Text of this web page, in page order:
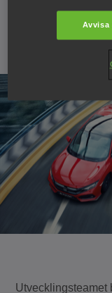
Honda tycker
Utvecklingsteamet
Avvisa